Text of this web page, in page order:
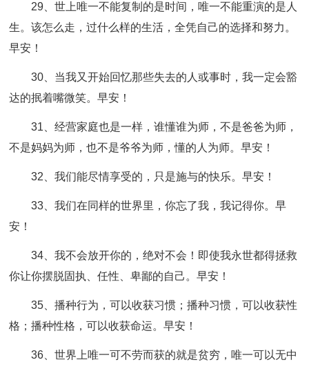
29、世上唯一不能复制的是时间，唯一不能重演的是人
生。该怎么走，过什么样的生活，全凭自己的选择和努力。
早安！
30、当我又开始回忆那些失去的人或事时，我一定会豁
达的抿着嘴微笑。早安！
31、经营家庭也是一样，谁懂谁为师，不是爸爸为师，
不是妈妈为师，也不是爷爷为师，懂的人为师。早安！
32、我们能尽情享受的，只是施与的快乐。早安！
33、我们在同样的世界里，你忘了我，我记得你。早
安！
34、我不会放开你的，绝对不会！即使我永世都得拯救
你让你摆脱固执、任性、卑鄙的自己。早安！
35、播种行为，可以收获习惯；播种习惯，可以收获性
格；播种性格，可以收获命运。早安！
36、世界上唯一可不劳而获的就是贫穷，唯一可以无中